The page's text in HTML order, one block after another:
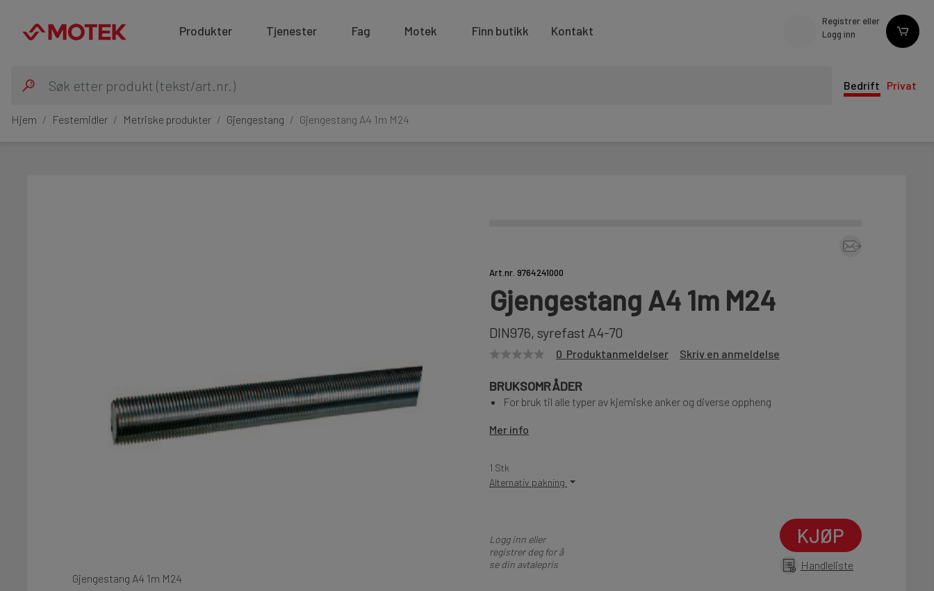
Produkter Tjenester Fag Motek Finn butikk Kontakt
Registrer eller
Logg inn
Bedrift Privat
Hjem Festemidler Metriske produkter Gjengestang Gjengestang A4 1m M24
Gjengestang A4 1m M24
Art.nr. 9764241000
Gjengestang A4 1m M24
DIN976, syrefast A4-70
0 Produktanmeldelser Skriv en anmeldelse
BRUKSOMRÅDER
For bruk til alle typer av kjemiske anker og diverse oppheng
Mer info
1 Stk
Alternativ pakning
Logg inn eller
registrer deg for å
se din avtalepris
KJØP
Handleliste